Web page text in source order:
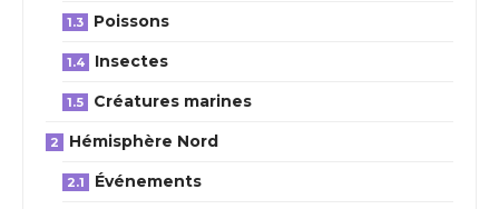
Poissons
Insectes
Créatures marines
Hémisphère Nord
Événements